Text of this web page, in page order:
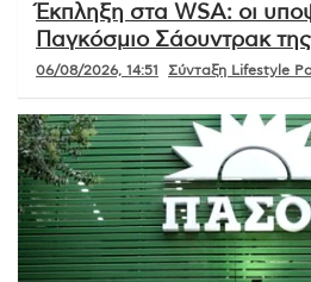
Έκπληξη στα WSA: οι
Παγκόσμιο Σάουντρακ
06/08/2026, 14:51 Σύνταξη Lifestyle